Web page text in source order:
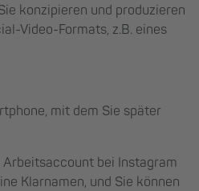
konzipieren und produzieren
Video-Formats, z.B. eines
mit dem Sie später
bei Instagram
Klarnamen, und Sie können